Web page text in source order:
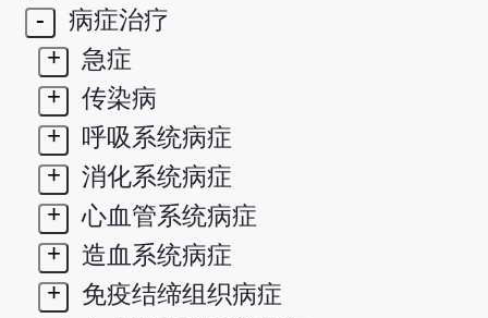
-
病症治疗
+
急症
+
传染病
+
呼吸系统病症
+
消化系统病症
+
心血管系统病症
+
造血系统病症
+
免疫结缔组织病症